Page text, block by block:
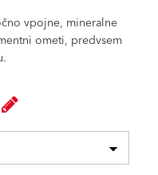
vpojne, mineralne
ometi, predvsem